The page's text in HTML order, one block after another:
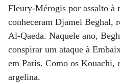
Fleury-Mérogis por assalto à
conheceram Djamel Beghal,
Al-Qaeda. Naquele ano,
conspirar um ataque à
em Paris. Como os Kouachi,
argelina.